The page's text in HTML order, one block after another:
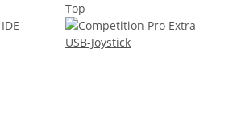
Top